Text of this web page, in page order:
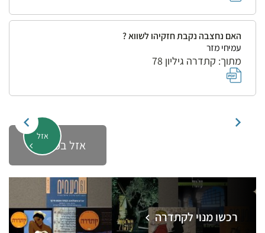
האם נחצבה נקבת חזקיהו לשווא ?
עמיחי מזר
מתוך: קתדרה גיליון 78
אזל
אזל במלאי
רכשו מנוי לקתדרה